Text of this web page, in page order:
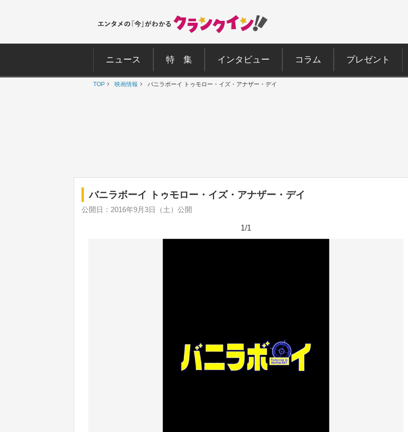
ニュース 特 集 インタビュー コラム プレゼント
TOP 映画情報 バニラボーイ トゥモロー・イズ・アナザー・デイ
バニラボーイ トゥモロー・イズ・アナザー・デイ
公開日：2016年9月3日（土）公開
1/1
No image